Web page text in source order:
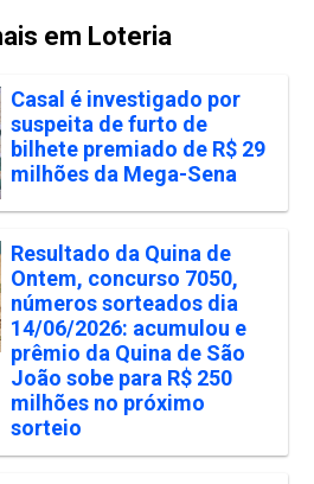
em Loteria
Casal é investigado por
suspeita de furto de
bilhete premiado de R$ 29
milhões da Mega-Sena
Resultado da Quina de
Ontem, concurso 7050,
números sorteados dia
14/06/2026: acumulou e
prêmio da Quina de São
João sobe para R$ 250
milhões no próximo
sorteio